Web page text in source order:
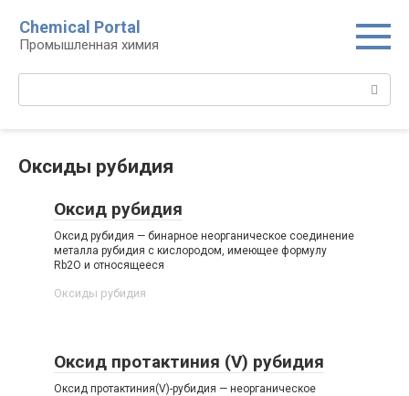
контенту
Chemical Portal
Промышленная химия
Оксиды рубидия‎
Оксид рубидия
Оксид рубидия — бинарное неорганическое соединение
металла рубидия с кислородом, имеющее формулу
Rb2O и относящееся
Оксиды рубидия‎
Оксид протактиния (V) рубидия
Оксид протактиния(V)-рубидия — неорганическое